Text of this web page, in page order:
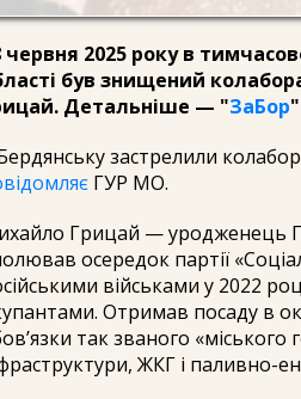
червня 2025 року в
був знищений
Детальніше — "ЗаБор
застрелили
ГУР МО.
Грицай — уродженець
осередок партії
військами у 2022
Отримав посаду в
так званого
ЖКГ і паливно-